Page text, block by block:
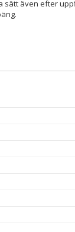
sätt även efter